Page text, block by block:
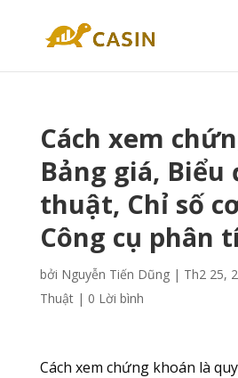
Cách xem
Bảng giá, Biểu
thuật, Chỉ số
Công cụ phân
bởi Nguyễn Tiến Dũng| Th2 25,
Thuật| 0 Lời bình
Cách xem chứng khoán là